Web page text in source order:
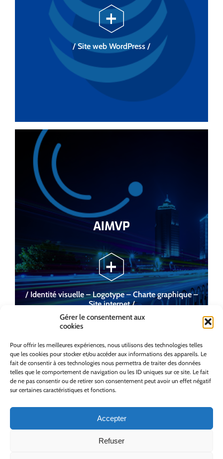
Gérer le consentement aux
cookies
Pour offrir les meilleures expériences, nous utilisons des technologies telles
que les cookies pour stocker et/ou accéder aux informations des appareils. Le
fait de consentir à ces technologies nous permettra de traiter des données
telles que le comportement de navigation ou les ID uniques sur ce site. Le fait
de ne pas consentir ou de retirer son consentement peut avoir un effet négatif
sur certaines caractéristiques et fonctions.
Accepter
Refuser
/ Site web WordPress /
AIMVP
/ Identité visuelle – Logotype – Charte graphique –
Site internet /